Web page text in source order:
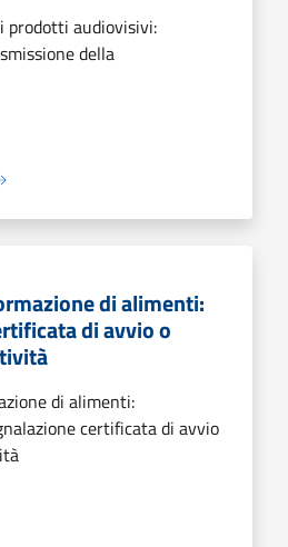
audiovisivi:
della
di alimenti:
di avvio o
di alimenti:
certificata di avvio